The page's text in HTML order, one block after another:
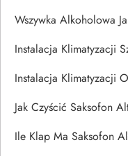
Wszywka Alkoholowa
Instalacja Klimatyzacji
Instalacja Klimatyzacji
Jak Czyścić Saksofon
Ile Klap Ma Saksofon